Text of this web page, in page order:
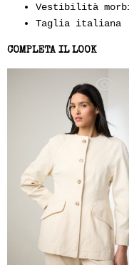
Vestibilità
Taglia italiana
COMPLETA IL LOOK